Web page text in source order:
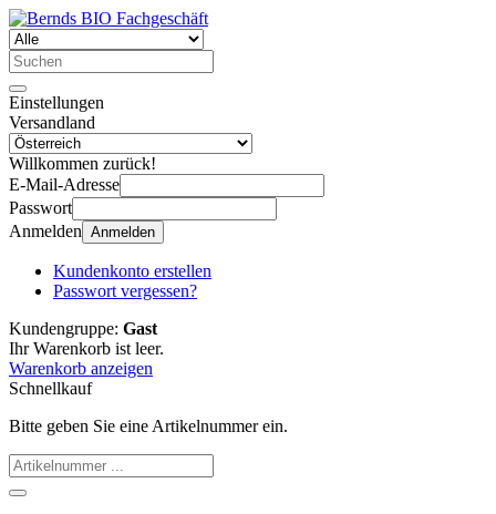
Einstellungen
Versandland
Willkommen zurück!
E-Mail-Adresse
Passwort
Anmelden Anmelden
Kundenkonto erstellen
Passwort vergessen?
Kundengruppe: Gast
Ihr Warenkorb ist leer.
Warenkorb anzeigen
Schnellkauf
Bitte geben Sie eine Artikelnummer ein.